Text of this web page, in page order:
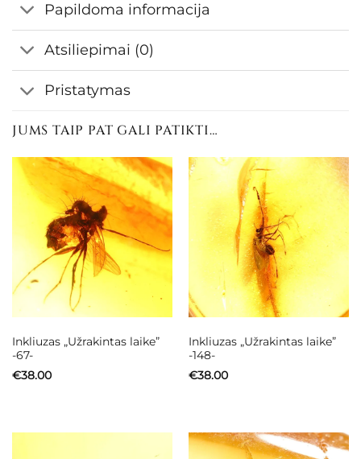
Papildoma informacija
Atsiliepimai (0)
Pristatymas
JUMS TAIP PAT GALI PATIKTI…
Inkliuzas „Užrakintas laike”
-67-
€38.00
Inkliuzas „Užrakintas laike”
-148-
€38.00